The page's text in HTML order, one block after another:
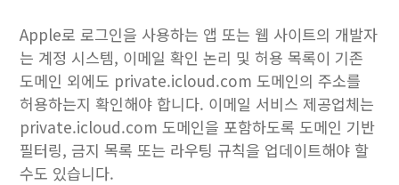
Apple로 로그인을 사용하는 앱 또는 웹 사이트의 개발자
는 계정 시스템, 이메일 확인 논리 및 허용 목록이 기존
도메인 외에도 private.icloud.com 도메인의 주소를
허용하는지 확인해야 합니다. 이메일 서비스 제공업체는
private.icloud.com 도메인을 포함하도록 도메인 기반
필터링, 금지 목록 또는 라우팅 규칙을 업데이트해야 할
수도 있습니다.